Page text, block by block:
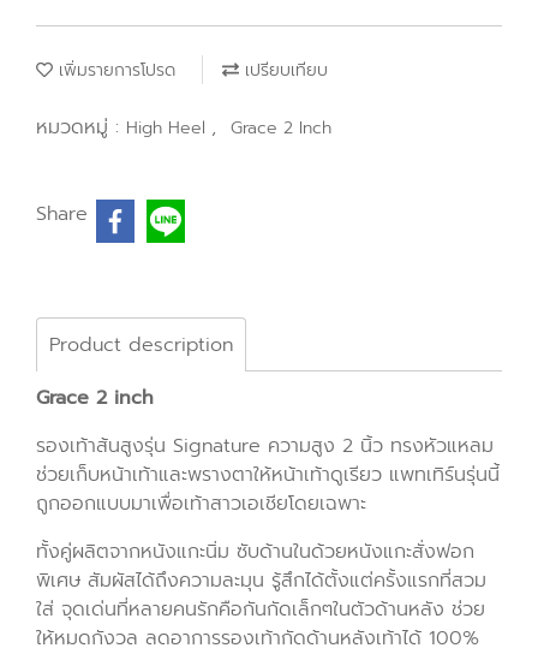
เพิ่มรายการโปรด เปรียบเทียบ
หมวดหมู่ : High Heel , Grace 2 Inch
Share
Product description
Grace 2 inch
รองเท้าส้นสูงรุ่น Signature ความสูง 2 นิ้ว ทรงหัวแหลม
ช่วยเก็บหน้าเท้าและพรางตาให้หน้าเท้าดูเรียว แพทเทิร์นรุ่นนี้
ถูกออกแบบมาเพื่อเท้าสาวเอเชียโดยเฉพาะ
ทั้งคู่ผลิตจากหนังแกะนิ่ม ซับด้านในด้วยหนังแกะสั่งฟอก
พิเศษ สัมผัสได้ถึงความละมุน รู้สึกได้ตั้งแต่ครั้งแรกที่สวม
ใส่ จุดเด่นที่หลายคนรักคือกันกัดเล็กๆในตัวด้านหลัง ช่วย
ให้หมดกังวล ลดอาการรองเท้ากัดด้านหลังเท้าได้ 100%